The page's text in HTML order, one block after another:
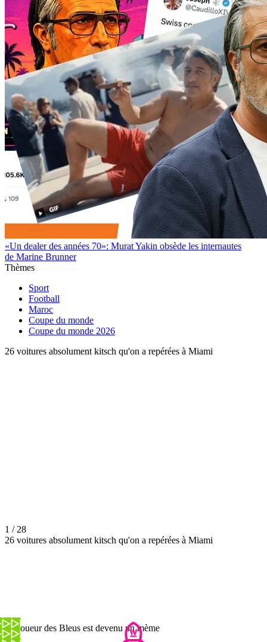
«Un dealer des années 70»: Murat Yakin obsède les internautes
de Marine Brunner
Thèmes
Sport
Football
Maroc
Coupe du monde
Coupe du monde 2026
26 voitures absolument kitsch qu'on a repérées à Miami
1 / 28
26 voitures absolument kitsch qu'on a repérées à Miami
Ce joueur des Bleus est devenu un mème